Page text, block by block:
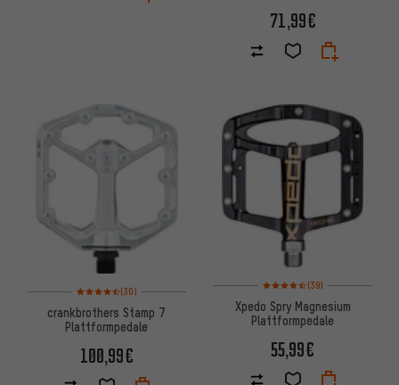
71,99€
Bewertungen: 4,5 von 5 basierend auf 30 Bewertungen
(30)
crankbrothers Stamp 7
Plattformpedale
100,99€
Bewertungen: 4,5 von 5
(39)
Xpedo Spry Magnesium
Plattformpedale
55,99€